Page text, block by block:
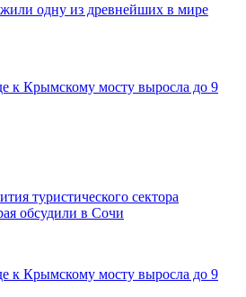
одну из древнейших в мире
к Крымскому мосту выросла до 9
туристического сектора
обсудили в Сочи
к Крымскому мосту выросла до 9